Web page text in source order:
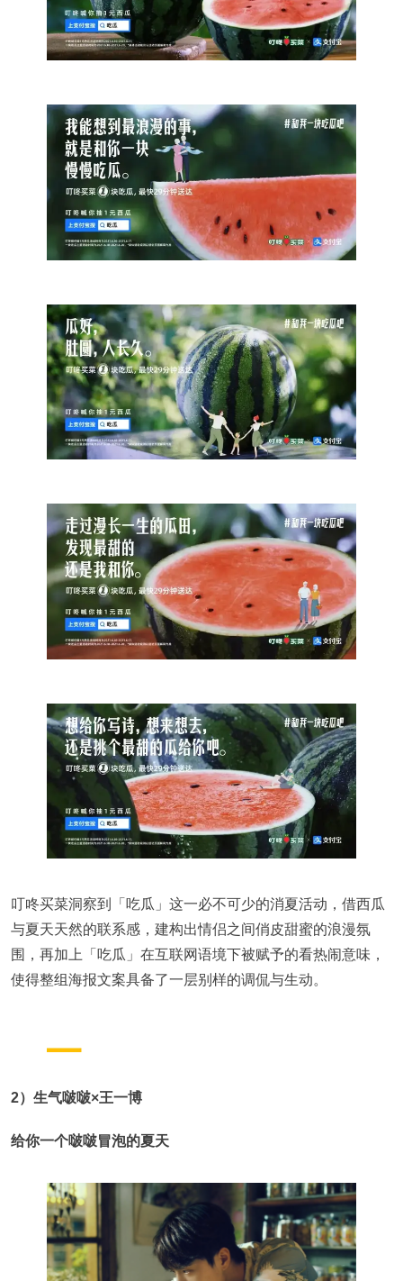
叮咚买菜洞察到「吃瓜」这一必不可少的消夏活动，借西瓜
与夏天天然的联系感，建构出情侣之间俏皮甜蜜的浪漫氛
围，再加上「吃瓜」在互联网语境下被赋予的看热闹意味，
使得整组海报文案具备了一层别样的调侃与生动。
2）生气啵啵×王一博
给你一个啵啵冒泡的夏天